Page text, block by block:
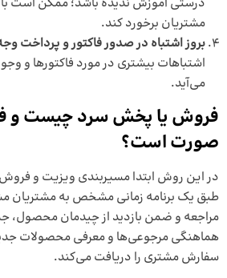
مشتریان برخورد کند.
بروز اشتباه در صدور فاکتور و پرداخت
اشتباهات بیشتری در مورد فاکتورها و
می‌آید.
فروش یا پخش سرد چیست و
صورت است؟
در این روش ابتدامسیربندی ویزیت و فروش
طبق یک برنامه زمانی مشخص به
مراجعه و ضمن بازدید از چیدمان محصول،
هماهنگی مرجوعی‌ها و معرفی محصولات
سفارش مشتری را دریافت می‌کند.